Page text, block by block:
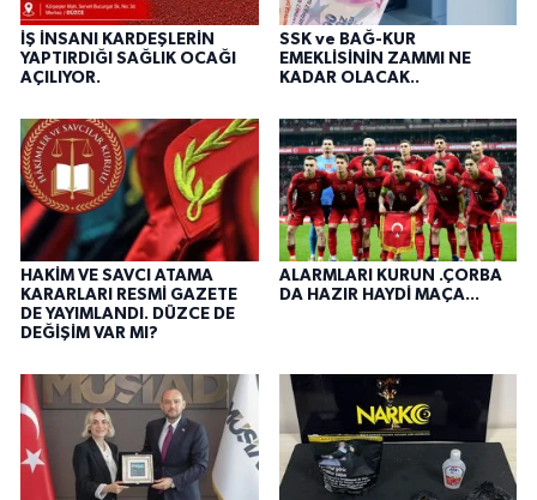
İŞ İNSANI KARDEŞLERİN
YAPTIRDIĞI SAĞLIK OCAĞI
AÇILIYOR.
SSK ve BAĞ-KUR
EMEKLİSİNİN ZAMMI NE
KADAR OLACAK..
HAKİM VE SAVCI ATAMA
KARARLARI RESMİ GAZETE
DE YAYIMLANDI. DÜZCE DE
DEĞİŞİM VAR MI?
ALARMLARI KURUN .ÇORBA
DA HAZIR HAYDİ MAÇA...